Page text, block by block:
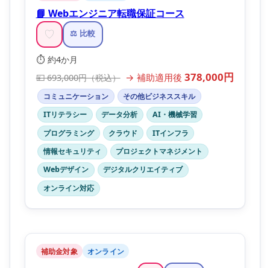
📘 Webエンジニア転職保証コース
♡ ⚖️ 比較
⏱️ 約4か月
💴 693,000円（税込） → 補助適用後 378,000円
コミュニケーション
その他ビジネススキル
ITリテラシー
データ分析
AI・機械学習
プログラミング
クラウド
ITインフラ
情報セキュリティ
プロジェクトマネジメント
Webデザイン
デジタルクリエイティブ
オンライン対応
補助金対象 オンライン